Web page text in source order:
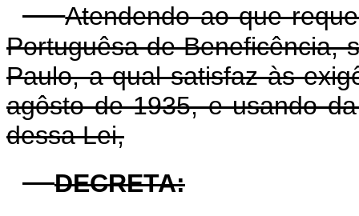
Atendendo ao que
Portuguêsa de Beneficência,
Paulo, a qual satisfaz às
agôsto de 1935, e usando
dessa Lei,
DECRETA: